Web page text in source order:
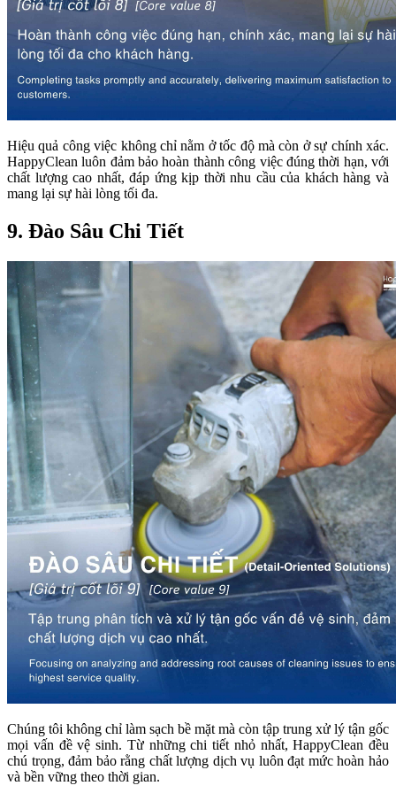
Hiệu quả công việc không chỉ nằm ở tốc độ mà còn ở sự chính xác.
HappyClean luôn đảm bảo hoàn thành công việc đúng thời hạn, với
chất lượng cao nhất, đáp ứng kịp thời nhu cầu của khách hàng và
mang lại sự hài lòng tối đa.
9. Đào Sâu Chi Tiết
Chúng tôi không chỉ làm sạch bề mặt mà còn tập trung xử lý tận gốc
mọi vấn đề vệ sinh. Từ những chi tiết nhỏ nhất, HappyClean đều
chú trọng, đảm bảo rằng chất lượng dịch vụ luôn đạt mức hoàn hảo
và bền vững theo thời gian.